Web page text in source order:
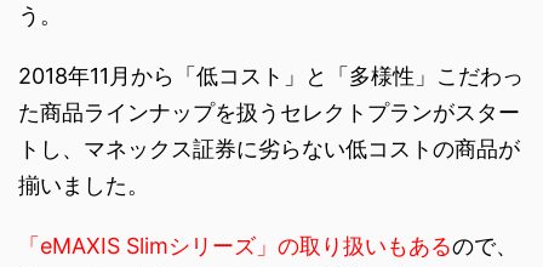
う。
2018年11月から「低コスト」と「多様性」こだわっ
た商品ラインナップを扱うセレクトプランがスター
トし、マネックス証券に劣らない低コストの商品が
揃いました。
「eMAXIS Slimシリーズ」の取り扱いもあるので、